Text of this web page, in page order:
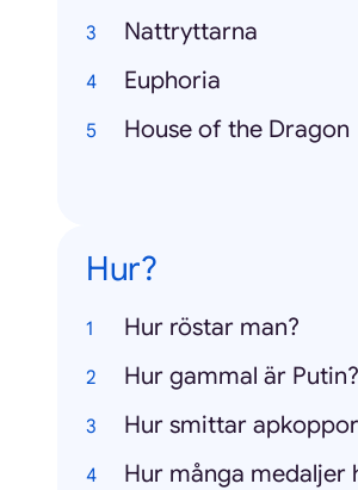
Nattryttarna
Euphoria
House of the Dragon
Hur?
Hur röstar man?
Hur gammal är Putin?
Hur smittar
Hur många medaljer